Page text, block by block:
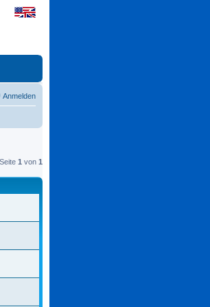
Anmelden
1 von 1